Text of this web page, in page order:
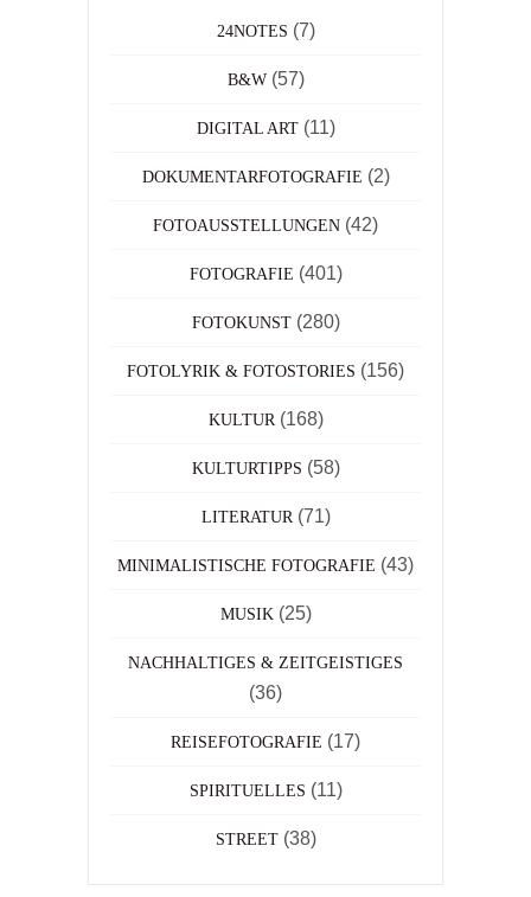
24NOTES (7)
B&W(57)
DIGITAL ART(11)
DOKUMENTARFOTOGRAFIE (2)
FOTOAUSSTELLUNGEN (42)
FOTOGRAFIE (401)
FOTOKUNST(280)
FOTOLYRIK & FOTOSTORIES (156)
KULTUR (168)
KULTURTIPPS (58)
LITERATUR (71)
MINIMALISTISCHE FOTOGRAFIE (43)
MUSIK (25)
NACHHALTIGES & ZEITGEISTIGES
(36)
REISEFOTOGRAFIE (17)
SPIRITUELLES (11)
STREET(38)